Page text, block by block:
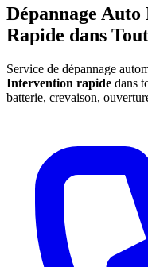
Dépannage Auto
Rapide dans
Service de dépannage
Intervention rapide dans
batterie, crevaison,